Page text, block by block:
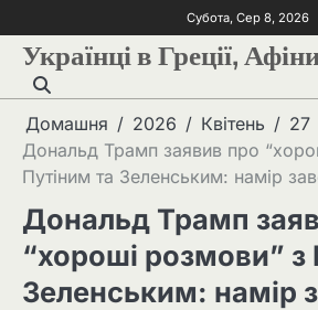
Субота, Сер 8, 2026
Українці в Греції,
Домашня 2026 Квітень
27
Дональд Трамп заявив про
Путіним та Зеленським: намір
Дональд Трамп
“хороші розмови” з
Зеленським: намір